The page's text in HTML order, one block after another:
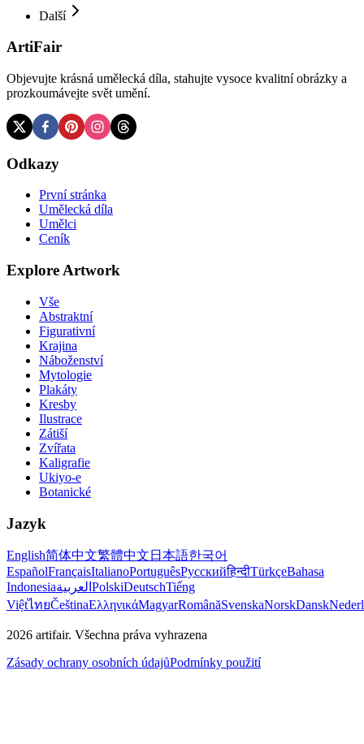
Další
ArtiFair
Objevujte krásná umělecká díla, stahujte vysoce kvalitní obrázky a
prozkoumávejte svět umění.
Odkazy
První stránka
Umělecká díla
Umělci
Ceník
Explore Artwork
Vše
Abstraktní
Figurativní
Krajina
Náboženství
Mytologie
Plakáty
Kresby
Ilustrace
Zátiší
Zvířata
Kaligrafie
Ukiyo-e
Botanické
Jazyk
English简体中文繁體中文 日本語한국어
EspañolFrançaisItalianoPortuguêsРусскийहिन्दीTürkçeBahasa
Indonesiaالعربية PolskiDeutschTiếng
ViệtไทยČeštinaΕλληνικάMagyarRomânăSvenskaNorskDansk
2026 artifair. Všechna práva vyhrazena
Zásady ochrany osobních údajůPodmínky použití